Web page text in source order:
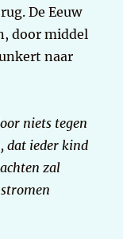
De Eeuw
door middel
naar
niets tegen
dat ieder kind
zal